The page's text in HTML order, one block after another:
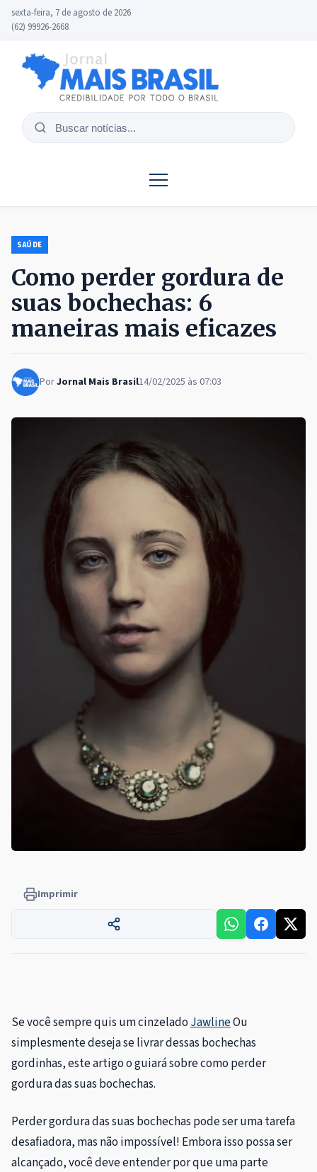
sexta-feira, 7 de agosto de 2026
(62) 99926-2668
Buscar
SAÚDE
Como perder gordura de
suas bochechas: 6
maneiras mais eficazes
PorJornal Mais Brasil14/02/2025 às 07:03
Imprimir
Se você sempre quis um cinzelado JawlineOu
simplesmente deseja se livrar dessas bochechas
gordinhas, este artigo o guiará sobre como perder
gordura das suas bochechas.
Perder gordura das suas bochechas pode ser uma tarefa
desafiadora, mas não impossível! Embora isso possa ser
alcançado, você deve entender por que uma parte